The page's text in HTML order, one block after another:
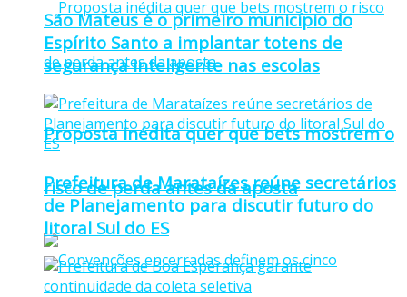
Proposta inédita quer que bets mostrem o
risco de perda antes da aposta
São Mateus é o primeiro município do
Espírito Santo a implantar totens de
segurança inteligente nas escolas
Prefeitura de Marataízes reúne secretários
de Planejamento para discutir futuro do
litoral Sul do ES